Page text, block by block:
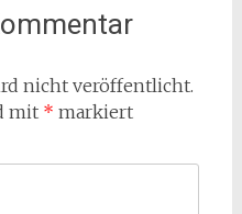
nicht veröffentlicht.
mit * markiert